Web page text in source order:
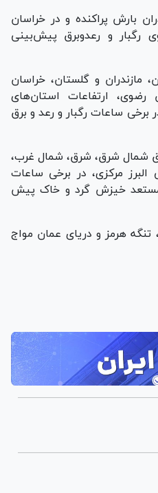
بارش پراکنده و در خراسان
رگبار و رعدوبرق پیش‌بینی
مازندران و گلستان، خراسان
رضوی، ارتفاعات استان‌های
برخی ساعات رگبار و رعد و برق
شمال شرق، شرق، شمال غرب،
البرز مرکزی، در برخی ساعات
خیزش گرد و خاک پیش
هرمز و دریای عمان مواج